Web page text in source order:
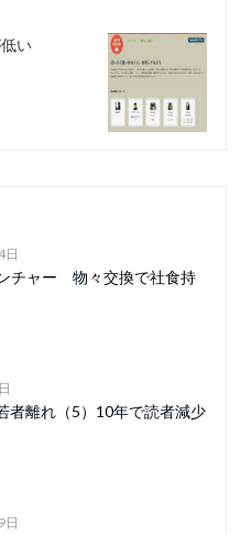
い
日
チャー 物々交換で社食持
者離れ（5）10年で読者減少
日